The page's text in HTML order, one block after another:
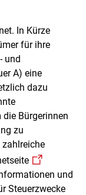
In Kürze
für ihre
und
A) eine
dazu
die Bürgerinnen
zu
und
Steuerzwecke